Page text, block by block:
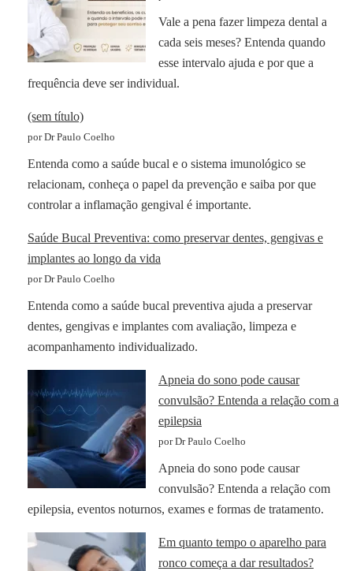
Vale a pena fazer limpeza dental a
cada seis meses? Entenda quando
esse intervalo ajuda e por que a
frequência deve ser individual.
(sem título)
por Dr Paulo Coelho
Entenda como a saúde bucal e o sistema imunológico se
relacionam, conheça o papel da prevenção e saiba por que
controlar a inflamação gengival é importante.
Saúde Bucal Preventiva: como preservar dentes, gengivas e
implantes ao longo da vida
por Dr Paulo Coelho
Entenda como a saúde bucal preventiva ajuda a preservar
dentes, gengivas e implantes com avaliação, limpeza e
acompanhamento individualizado.
Apneia do sono pode causar
convulsão? Entenda a relação com a
epilepsia
por Dr Paulo Coelho
Apneia do sono pode causar
convulsão? Entenda a relação com
epilepsia, eventos noturnos, exames e formas de tratamento.
Em quanto tempo o aparelho para
ronco começa a dar resultados?